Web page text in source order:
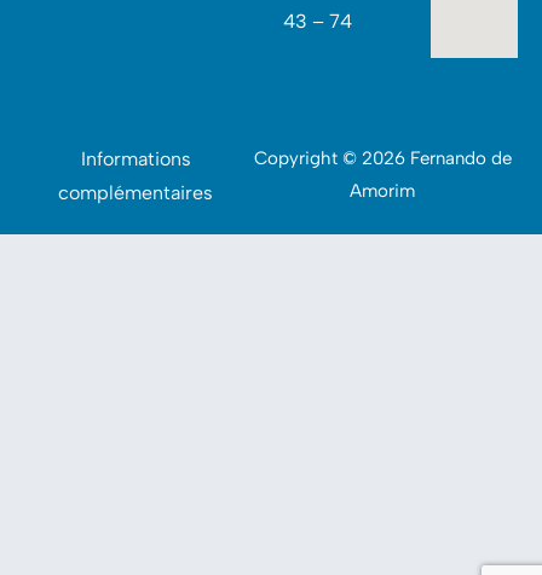
43 – 74
Informations
complémentaires
Copyright © 2026 Fernando de
Amorim